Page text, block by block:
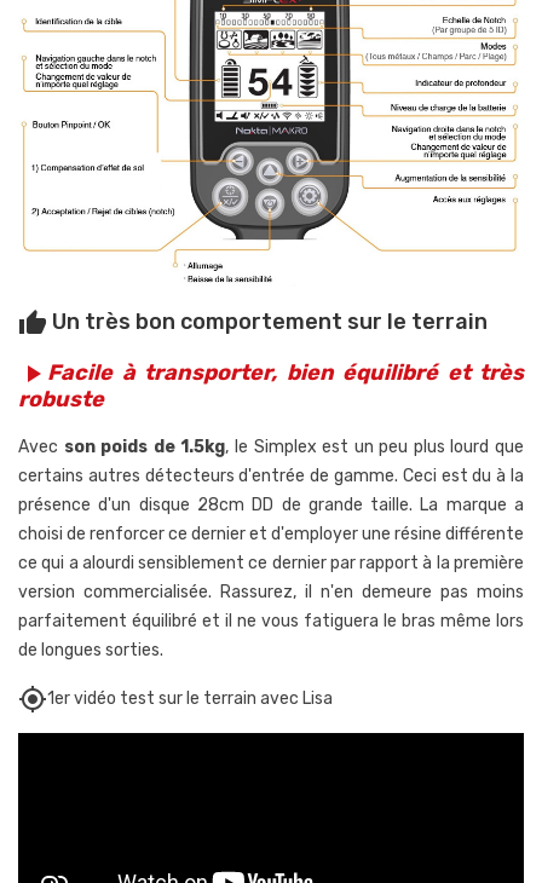
thumb_up Un très bon comportement sur le terrain
play_arrowFacile à transporter, bien équilibré et très
robuste
Avec son poids de 1.5kg, le Simplex est un peu plus lourd que
certains autres détecteurs d'entrée de gamme. Ceci est du à la
présence d'un disque 28cm DD de grande taille. La marque a
choisi de renforcer ce dernier et d'employer une résine différente
ce qui a alourdi sensiblement ce dernier par rapport à la première
version commercialisée. Rassurez, il n'en demeure pas moins
parfaitement équilibré et il ne vous fatiguera le bras même lors
de longues sorties.
my_location1er vidéo test sur le terrain avec Lisa